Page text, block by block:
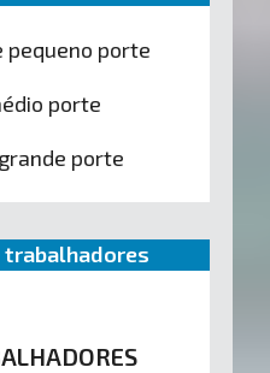
porte
porte
porte
trabalhadores